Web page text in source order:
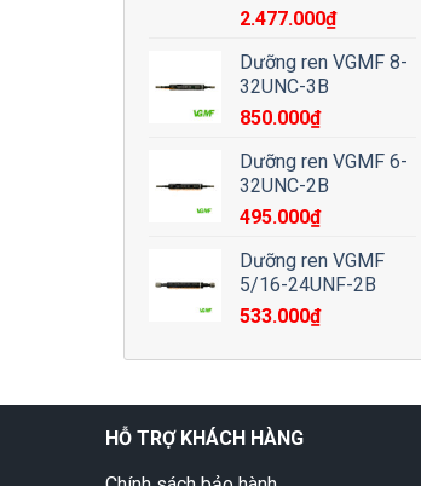
2.477.000₫
Dưỡng ren VGMF 8-
32UNC-3B
850.000₫
Dưỡng ren VGMF 6-
32UNC-2B
495.000₫
Dưỡng ren VGMF
5/16-24UNF-2B
533.000₫
HỖ TRỢ KHÁCH HÀNG